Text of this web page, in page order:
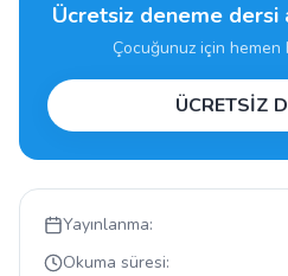
Ücretsiz deneme dersi
Çocuğunuz için hemen
ÜCRETSİZ
Yayınlanma:
Okuma süresi: